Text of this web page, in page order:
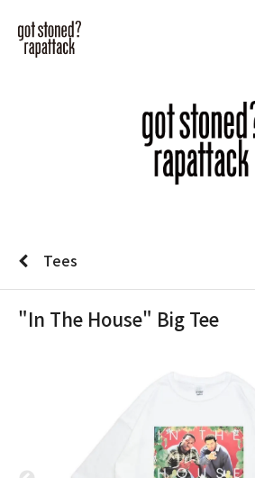
Tees
"In The House" Big Tee